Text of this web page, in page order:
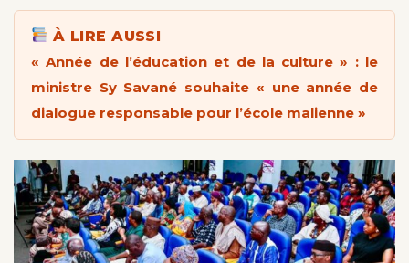
À LIRE AUSSI
« Année de l’éducation et de la culture » : le
ministre Sy Savané souhaite « une année de
dialogue responsable pour l’école malienne »